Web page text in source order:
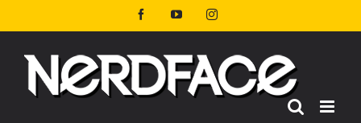
al
FacebookYouTubeInstagram